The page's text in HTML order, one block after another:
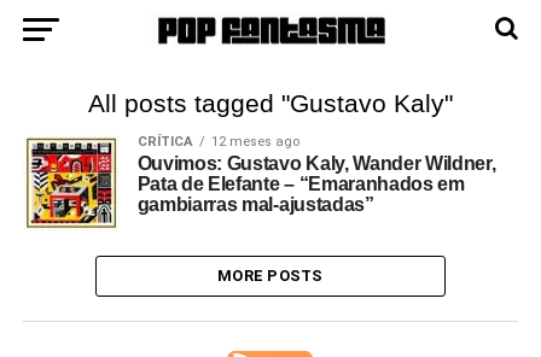
All posts tagged "Gustavo Kaly"
CRÍTICA 12 meses ago
Ouvimos: Gustavo Kaly, Wander Wildner,
Pata de Elefante – “Emaranhados em
gambiarras mal-ajustadas”
MORE POSTS